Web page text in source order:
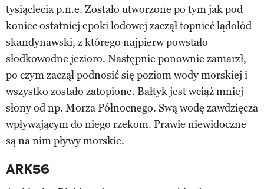
tysiąclecia p.n.e. Zostało utworzone po tym jak pod
koniec ostatniej epoki lodowej zaczął topnieć lądolód
skandynawski, z którego najpierw powstało
słodkowodne jezioro. Następnie ponownie zamarzł,
po czym zaczął podnosić się poziom wody morskiej i
wszystko zostało zatopione. Bałtyk jest wciąż mniej
słony od np. Morza Północnego. Swą wodę zawdzięcza
wpływającym do niego rzekom. Prawie niewidoczne
są na nim pływy morskie.
ARK56